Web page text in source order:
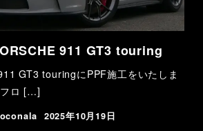
911 GT3 touring
GT3 touringにPPF施工をいたしま
フロ […]
2025年10月19日